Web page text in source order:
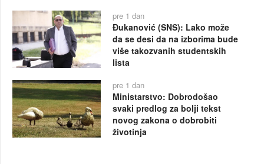
pre 1 dan
Đukanović (SNS): Lako može
da se desi da na izborima bude
više takozvanih studentskih
lista
pre 1 dan
Ministarstvo: Dobrodošao
svaki predlog za bolji tekst
novog zakona o dobrobiti
životinja